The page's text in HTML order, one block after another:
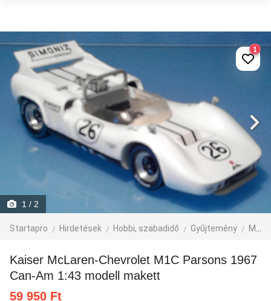
1 / 2
Startapro Hirdetések Hobbi, szabadidő Gyűjtemény Modell
1
Kaiser McLaren-Chevrolet M1C Parsons 1967
Can-Am 1:43 modell makett
59 950 Ft